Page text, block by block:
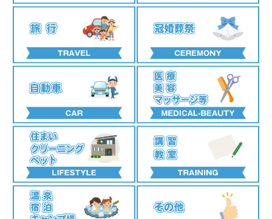
TOHOシネマズ岐阜
TOHOシネマズ赤池
TOHOシネマズモレラ岐阜 他
（TOHOシネマズ全国共通券）
大学生〜大人 1,500円〜2,200円 →1,300円
※高校生以下は映画館でお求めください。
109シネマズ名古屋 他
（全国109シネマズ＆ムービル共通券）
大学生〜大人 1,500円〜2,000円 →
1,300円
※高校生以下は映画館でお求めください。
大人 2,440円 →1,900円
高校生 2,440円 →1,600円
小中学生 1,210円 →800円
東山動植物園
300円